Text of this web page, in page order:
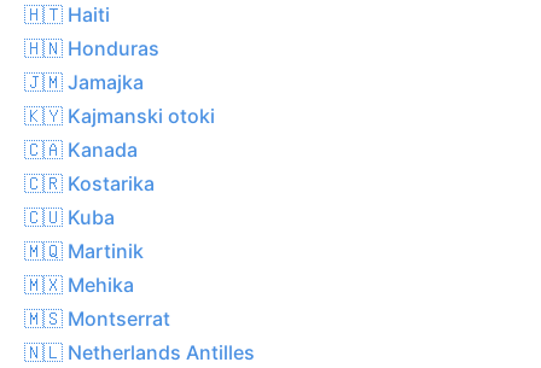
🇭🇹 Haiti
🇭🇳 Honduras
🇯🇲 Jamajka
🇰🇾 Kajmanski otoki
🇨🇦 Kanada
🇨🇷 Kostarika
🇨🇺 Kuba
🇲🇶 Martinik
🇲🇽 Mehika
🇲🇸 Montserrat
🇳🇱 Netherlands Antilles